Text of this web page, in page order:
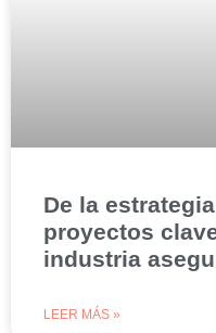
De la
proyectos
industria
LEER MÁS »